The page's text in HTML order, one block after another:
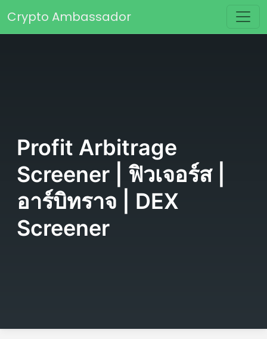
Main Navigation
Crypto Ambassador
Profit Arbitrage
Screener | ฟิวเจอร์ส |
อาร์บิทราจ | DEX
Screener